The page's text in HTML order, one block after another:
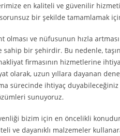
en kaliteli ve güvenilir
bir şekilde tamamlamak
olması ve nüfusunun hızla
sahip bir şehirdir. Bu nedenle,
firmasının hizmetlerine
olarak, uzun yıllara dayanan
sürecinde ihtiyaç
sunuyoruz.
bizim için en öncelikli
ve dayanıklı malzemeler